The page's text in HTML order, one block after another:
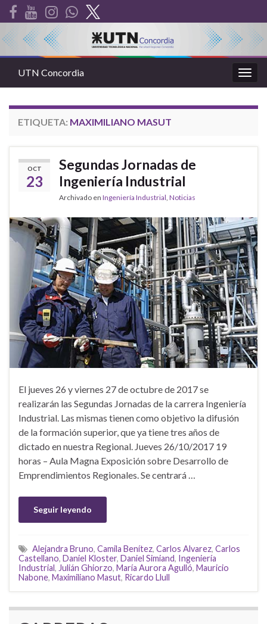
la
UTN Concordia
ETIQUETA: MAXIMILIANO MASUT
OCT
23
Segundas Jornadas de
Ingeniería Industrial
Archivado en Ingeniería Industrial Noticias
El jueves 26 y viernes 27 de octubre de 2017 se
realizarán las Segundas Jornadas de la carrera Ingeniería
Industrial. Las mismas tienen como objetivo la difusión
de la formación superior, que ya tiene tres años de
dictado en nuestra Regional. Jueves 26/10/2017 19
horas – Aula Magna Exposición sobre Desarrollo de
Emprendimientos Regionales. Se centrará …
Seguir leyendo
Alejandra Bruno, Camila Benítez, Carlos Alvarez, Carlos
Castellano, Daniel Kloster, Daniel Simiand, Ingeniería
Industrial, Julián Ghiorzo, María Aurora Agulló, Mauricio
Nabone, Maximiliano Masut, Ricardo Llull